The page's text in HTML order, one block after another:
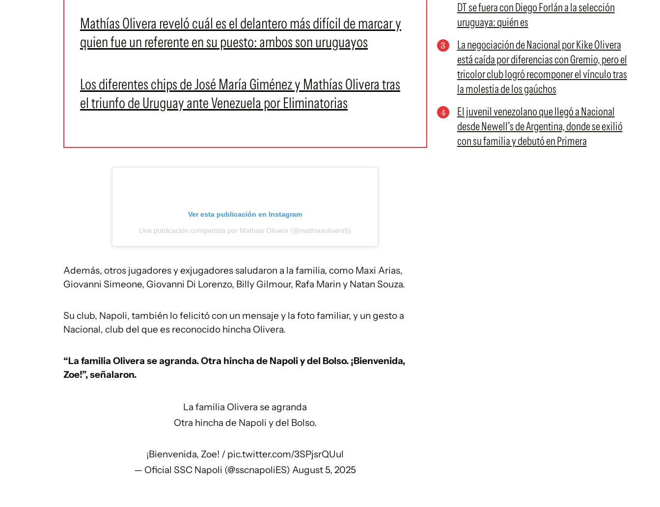
Mathías Olivera reveló cuál es el delantero más difícil de marcar y
quien fue un referente en su puesto: ambos son uruguayos
Los diferentes chips de José María Giménez y Mathías Olivera tras
el triunfo de Uruguay ante Venezuela por Eliminatorias
Ver esta publicación en Instagram
Una publicación compartida por Mathias Olivera (@mathiasolivera5)
Además, otros jugadores y exjugadores saludaron a la familia, como Maxi Arias,
Giovanni Simeone, Giovanni Di Lorenzo, Billy Gilmour, Rafa Marin y Natan Souza.
Su club, Napoli, también lo felicitó con un mensaje y la foto familiar, y un gesto a
Nacional, club del que es reconocido hincha Olivera.
“La familia Olivera se agranda. Otra hincha de Napoli y del Bolso. ¡Bienvenida,
Zoe!”, señalaron.
La familia Olivera se agranda
Otra hincha de Napoli y del Bolso.
¡Bienvenida, Zoe! / pic.twitter.com/3SPjsrQUul
— Oficial SSC Napoli (@sscnapoliES)August 5, 2025
DT se fuera con Diego Forlán a la selección
uruguaya: quién es
La negociación de Nacional por Kike Olivera
está caída por diferencias con Gremio, pero el
tricolor club logró recomponer el vínculo tras
la molestia de los gaúchos
El juvenil venezolano que llegó a Nacional
desde Newell's de Argentina, donde se exilió
con su familia y debutó en Primera